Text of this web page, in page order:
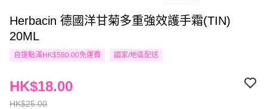
Herbacin 德國洋甘菊多重強效護手霜(TIN)
20ML
自提點滿HK$580.00免運費 國家/地區配送
HK$25.00
HK$18.00